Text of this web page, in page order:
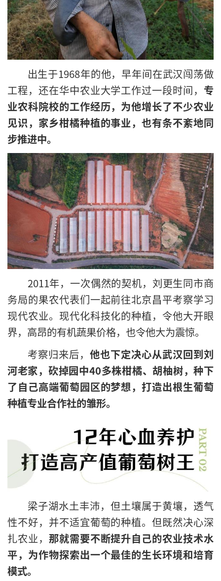
出生于1968年的他，早年间在武汉闯荡做
工程，还在华中农业大学工作过一段时间， 专
业农科院校的工作经历，为他增长了不少农业
见识，家乡柑橘种植的事业，也有条不紊地同
步推进中。
2011年，一次偶然的契机，刘更生同市商
务局的果农代表们一起前往北京昌平考察学习
现代农业。现代化科技化的种植，令他大开眼
界，高昂的有机蔬果价格，也令他大为震惊。
考察归来后， 他也下定决心从武汉回到刘
河老家，砍掉园中40多株柑橘、胡柚树，种下
了自己高端葡萄园区的梦想，打造出根生葡萄
种植专业合作社的雏形。
梁子湖水土丰沛，但土壤属于黄壤，透气
性不好，并不适宜葡萄的种植。但既然决心深
扎农业， 那就需要不断提升自己的农业技术水
平，为作物探索出一个最佳的生长环境和培育
模式。